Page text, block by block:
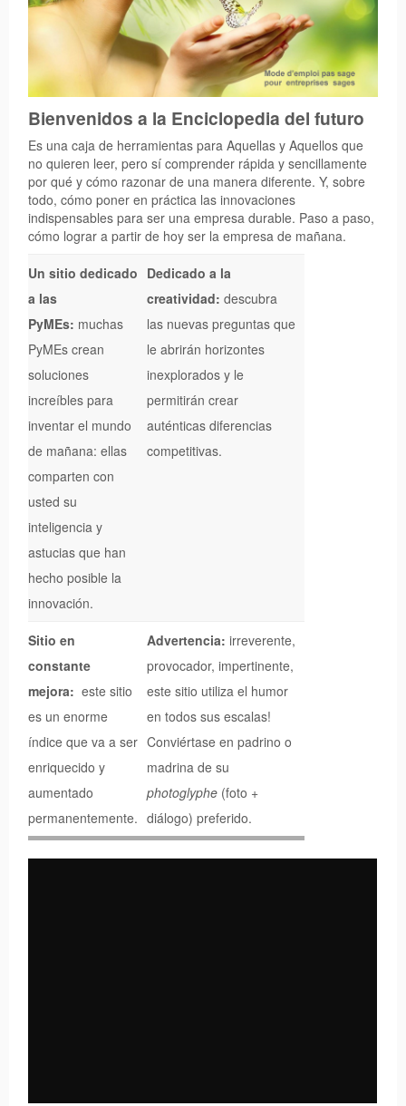
Bienvenidos a la Enciclopedia del futuro
Es una caja de herramientas para Aquellas y Aquellos que
no quieren leer, pero sí comprender rápida y sencillamente
por qué y cómo razonar de una manera diferente. Y, sobre
todo, cómo poner en práctica las innovaciones
indispensables para ser una empresa durable. Paso a paso,
cómo lograr a partir de hoy ser la empresa de mañana.
Un sitio dedicado
a las
PyMEs: muchas
PyMEs crean
soluciones
increíbles para
inventar el mundo
de mañana: ellas
comparten con
usted su
inteligencia y
astucias que han
hecho posible la
innovación.
Dedicado a la
creatividad: descubra
las nuevas preguntas que
le abrirán horizontes
inexplorados y le
permitirán crear
auténticas diferencias
competitivas.
Sitio en
constante
mejora: este sitio
es un enorme
índice que va a ser
enriquecido y
aumentado
permanentemente.
Advertencia: irreverente,
provocador, impertinente,
este sitio utiliza el humor
en todos sus escalas!
Conviértase en padrino o
madrina de su
photoglyphe (foto +
diálogo) preferido.